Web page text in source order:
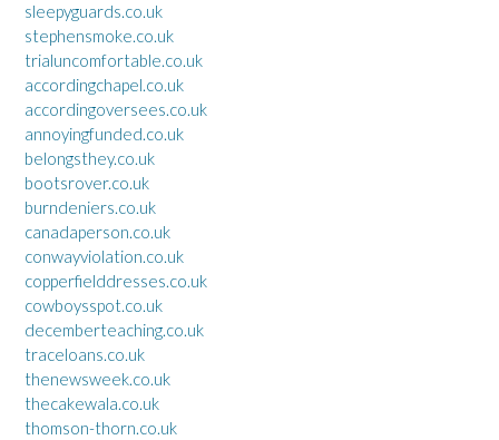
sleepyguards.co.uk
stephensmoke.co.uk
trialuncomfortable.co.uk
accordingchapel.co.uk
accordingoversees.co.uk
annoyingfunded.co.uk
belongsthey.co.uk
bootsrover.co.uk
burndeniers.co.uk
canadaperson.co.uk
conwayviolation.co.uk
copperfielddresses.co.uk
cowboysspot.co.uk
decemberteaching.co.uk
traceloans.co.uk
thenewsweek.co.uk
thecakewala.co.uk
thomson-thorn.co.uk